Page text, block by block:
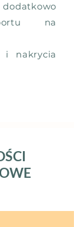
na
nakrycia